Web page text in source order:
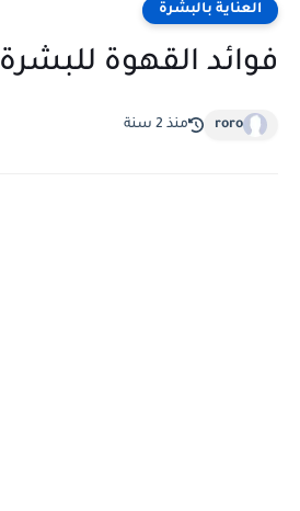
العناية بالبشرة
فوائد القهوة للبشرة
roro منذ 2 سنة